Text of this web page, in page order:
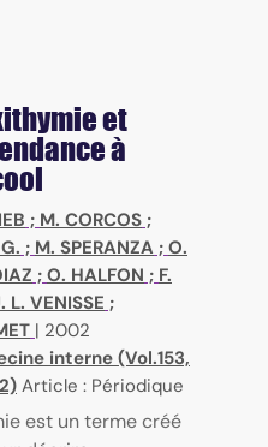
et
à
; M. CORCOS ;
; M. SPERANZA ; O.
; O. HALFON ; F.
L. VENISSE ;
| 2002
interne (Vol.153,
Article : Périodique
est un terme créé